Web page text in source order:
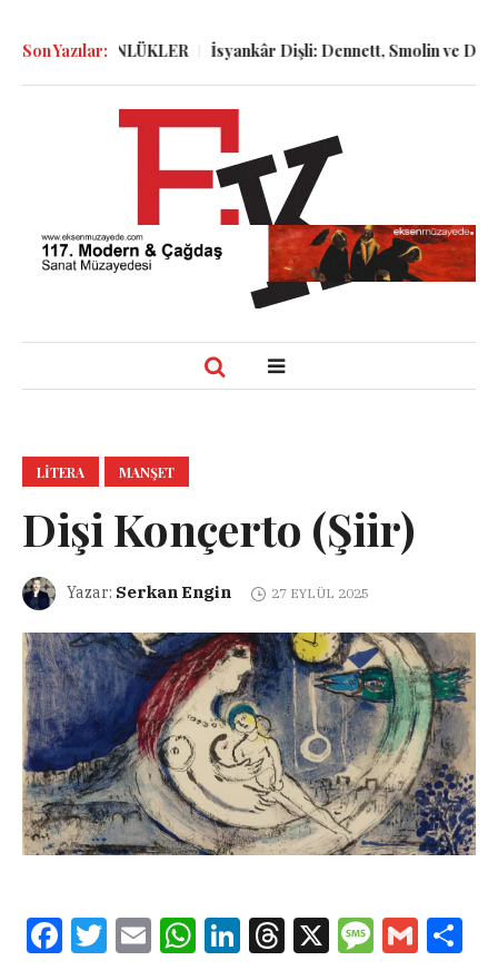
Son Yazılar:
ve GÜNLÜKLER İsyankâr Dişli: Dennett, Smolin ve
LITERA MANŞET
Dişi Konçerto (Şiir)
Yazar: Serkan Engin 27 EYLÜL 2025
FacebookTwitterEmail WhatsAppLinkedInThreads
X Message
Gmail